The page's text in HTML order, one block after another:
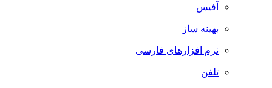
آفیس
بهینه ساز
نرم افزارهای فارسی
تلفن